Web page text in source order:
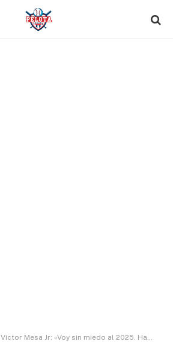
Víctor Mesa Jr: «Voy sin miedo al 2025. Hambre, disciplina y trabajo»